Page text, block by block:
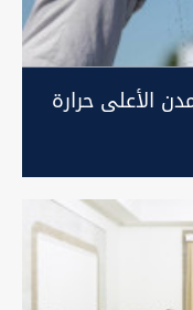
الأعلى حرارة